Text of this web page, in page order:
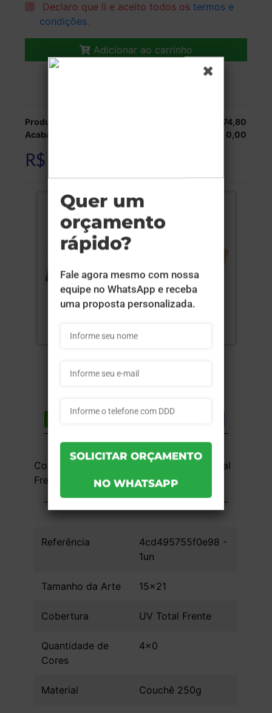
Declaro que li e aceito todos ostermos e
condições.
Adicionar ao carrinho
Veja as opções de entrega.
Produção:
R$ 74,80
Acabamentos:
R$ 0,00
R$ 74,80
Couchê 250g - 4x0 - 15x21 cm - UV Total
Frente - 1 unid
Referência
4cd495755f0e98 -
1un
Tamanho da Arte 15x21
Cobertura UV Total Frente
Quantidade de
Cores
4x0
Material Couchê 250g